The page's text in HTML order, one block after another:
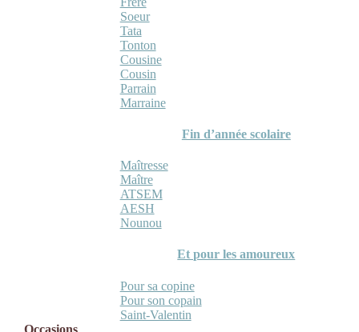
Soeur
Tata
Tonton
Cousine
Cousin
Parrain
Marraine
Fin d’année scolaire
Maîtresse
Maître
ATSEM
AESH
Nounou
Et pour les amoureux
Pour sa copine
Pour son copain
Saint-Valentin
Occasions